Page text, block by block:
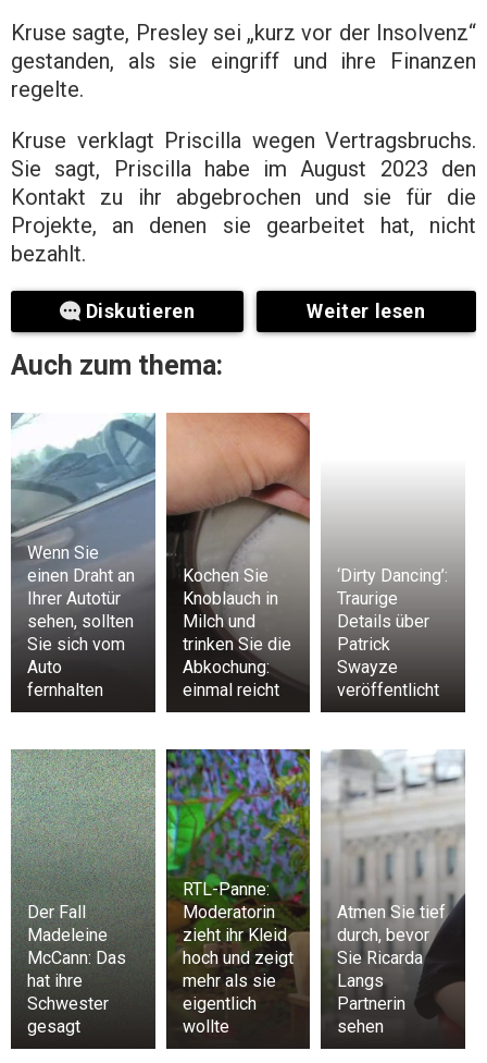
Kruse sagte, Presley sei „kurz vor der Insolvenz“
gestanden, als sie eingriff und ihre Finanzen
regelte.
Kruse verklagt Priscilla wegen Vertragsbruchs.
Sie sagt, Priscilla habe im August 2023 den
Kontakt zu ihr abgebrochen und sie für die
Projekte, an denen sie gearbeitet hat, nicht
bezahlt.
Diskutieren Weiter lesen
Auch zum thema:
Wenn Sie
einen Draht an
Ihrer Autotür
sehen, sollten
Sie sich vom
Auto
fernhalten
Kochen Sie
Knoblauch in
Milch und
trinken Sie die
Abkochung:
einmal reicht
‘Dirty Dancing’:
Traurige
Details über
Patrick
Swayze
veröffentlicht
Der Fall
Madeleine
McCann: Das
hat ihre
Schwester
gesagt
RTL-Panne:
Moderatorin
zieht ihr Kleid
hoch und zeigt
mehr als sie
eigentlich
wollte
Atmen Sie tief
durch, bevor
Sie Ricarda
Langs
Partnerin
sehen